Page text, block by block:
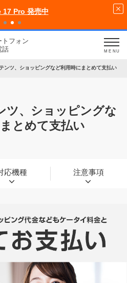
17 Pro 発売中
トフォン
話
MENU
ンツ、ショッピングなど利用時にまとめて支払い
ツ、ショッピングな
とめて支払い
応機種 注意事項